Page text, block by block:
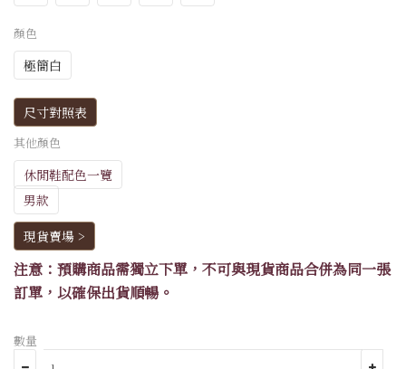
顏色
極簡白
尺寸對照表
其他顏色
休閒鞋配色一覽
男款
現貨賣場 >
注意：預購商品需獨立下單，不可與現貨商品合併為同一張
訂單，以確保出貨順暢。
數量